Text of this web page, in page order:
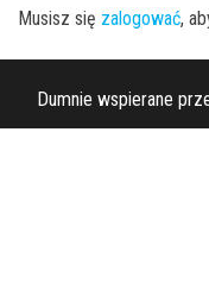
Musisz się zalogować,
Dumnie wspierane